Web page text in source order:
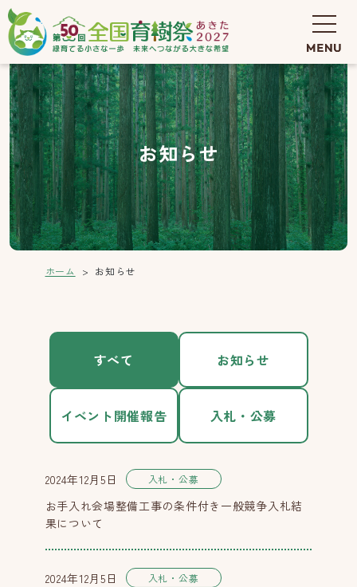
お知らせ
ホーム お知らせ
すべて お知らせ
イベント開催報告 入札・公募
2024年12月5日 入札・公募
お手入れ会場整備工事の条件付き一般競争入札結
果について
2024年12月5日 入札・公募